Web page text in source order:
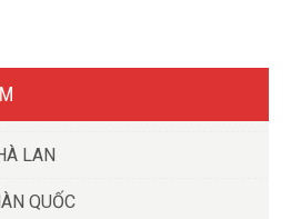
LAN
QUỐC